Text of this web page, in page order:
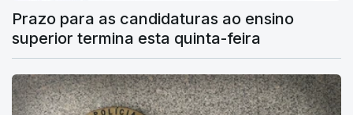
Prazo para as candidaturas ao ensino
superior termina esta quinta-feira